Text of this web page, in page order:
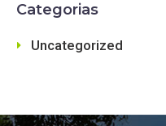
Categorias
Uncategorized